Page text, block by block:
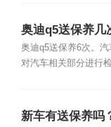
奥迪q5送保养几
奥迪q5送保养6次。
对汽车相关部分进行
新车有送保养吗